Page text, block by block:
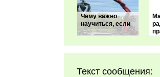
Чему важно
научиться, если
Текст сообщения: